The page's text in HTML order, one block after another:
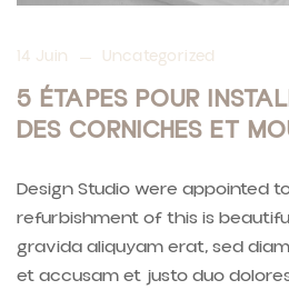
14 Juin Uncategorized
5 ÉTAPES POUR
DES CORNICHES ET
Design Studio were appointed
refurbishment of this is
gravida aliquyam erat, sed
et accusam et justo duo